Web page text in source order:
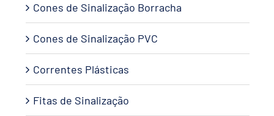
Cones de Sinalização Borracha
Cones de Sinalização PVC
Correntes Plásticas
Fitas de Sinalização